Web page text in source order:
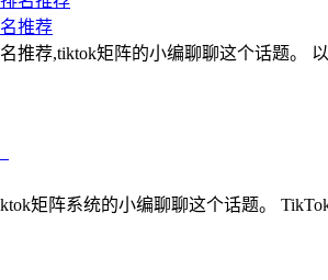
推荐
推荐,tiktok矩阵的小编聊聊这个话题。
矩阵系统的小编聊聊这个话题。